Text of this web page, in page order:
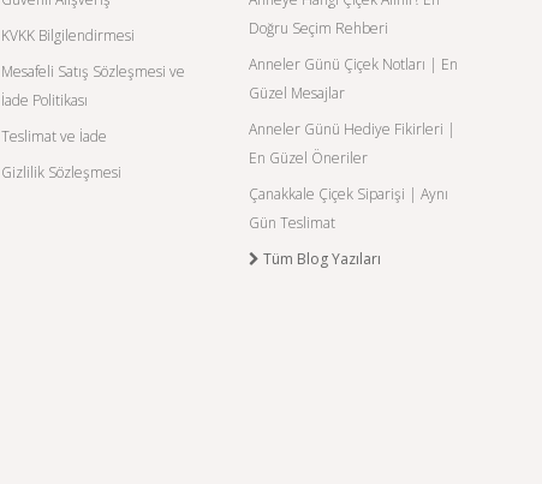
KVKK Bilgilendirmesi
Mesafeli Satış Sözleşmesi ve
İade Politikası
Teslimat ve İade
Gizlilik Sözleşmesi
Doğru Seçim Rehberi
Anneler Günü Çiçek Notları | En
Güzel Mesajlar
Anneler Günü Hediye Fikirleri |
En Güzel Öneriler
Çanakkale Çiçek Siparişi | Aynı
Gün Teslimat
Tüm Blog Yazıları